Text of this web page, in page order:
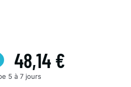
48,14 €
5 à 7 jours